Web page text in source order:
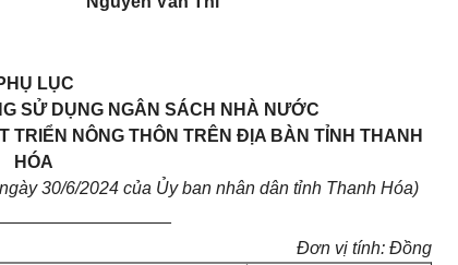
LỤC
SỬ DỤNG NGÂN SÁCH NHÀ NƯỚC
TRIỂN NÔNG THÔN TRÊN ĐỊA BÀN TỈNH THANH
HÓA
30/6/2024 của Ủy ban nhân dân tỉnh Thanh Hóa)
Đơn vị tính: Đồng